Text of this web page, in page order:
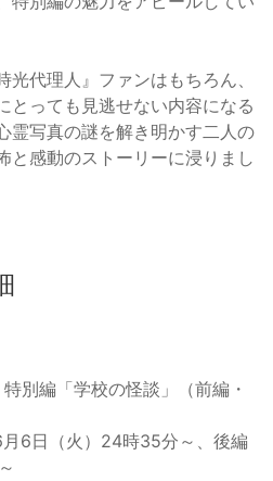
代理人』ファンはもちろん、
とっても見逃せない内容になる
霊写真の謎を解き明かす二人の
と感動のストーリーに浸りまし
別編「学校の怪談」（前編・
6日（火）24時35分～、後編